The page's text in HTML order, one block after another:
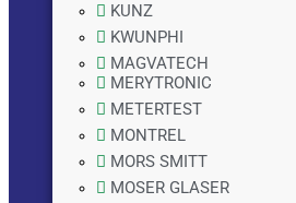
KUNZ
KWUNPHI
MAGVATECH
MERYTRONIC
METERTEST
MONTREL
MORS SMITT
MOSER GLASER